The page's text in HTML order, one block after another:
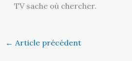
TV sache où chercher.
← Article précédent